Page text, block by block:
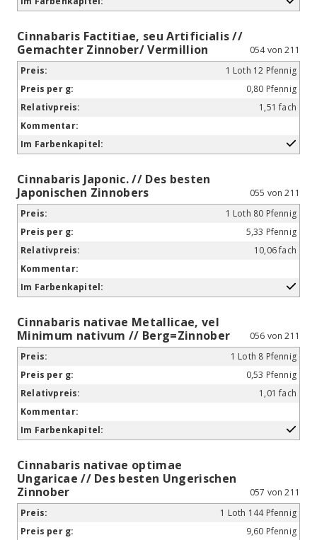
Cinnabaris Factitiae, seu Artificialis //
Gemachter Zinnober/ Vermillion
054 von 211
1 Loth 12 Pfennig
0,80 Pfennig
1,51 fach
Cinnabaris Japonic. // Des besten
Japonischen Zinnobers
055 von 211
1 Loth 80 Pfennig
5,33 Pfennig
10,06 fach
Cinnabaris nativae Metallicae, vel
Minimum nativum // Berg=Zinnober
056 von 211
1 Loth 8 Pfennig
0,53 Pfennig
1,01 fach
Cinnabaris nativae optimae
Ungaricae // Des besten Ungerischen
Zinnober
057 von 211
1 Loth 144 Pfennig
9,60 Pfennig